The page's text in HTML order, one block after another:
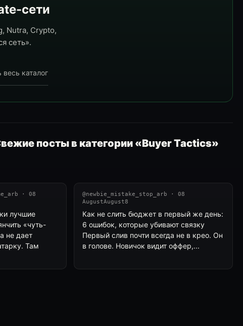
сети
Nutra, Crypto,
сеть».
каталог
посты в категории «Buyer Tactics»
· 08
лучшие
«чуть-
не дает
Там
@newbie_mistake_stop_arb · 08
AugustAugust8
Как не слить бюджет в первый же день:
6 ошибок, которые убивают связку
Первый слив почти всегда не в крео. Он
в голове. Новичок видит оффер,...